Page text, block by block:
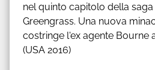
nel quinto capitolo della
Greengrass. Una nuova
costringe l'ex agente Bourne
(USA 2016)